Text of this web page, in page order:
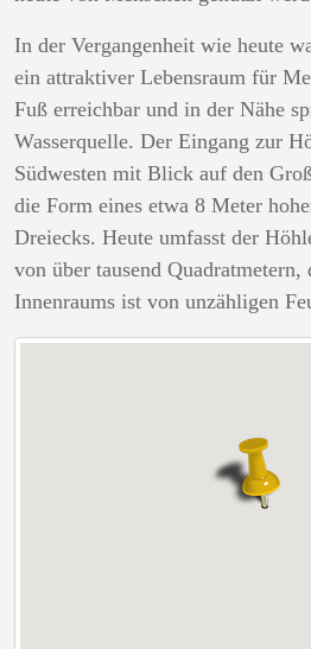
In der Vergangenheit wie heute
ein attraktiver Lebensraum für
Fuß erreichbar und in der Nähe
Wasserquelle. Der Eingang zur
Südwesten mit Blick auf den
die Form eines etwa 8 Meter
Dreiecks. Heute umfasst der
von über tausend Quadratmetern,
Innenraums ist von unzähligen